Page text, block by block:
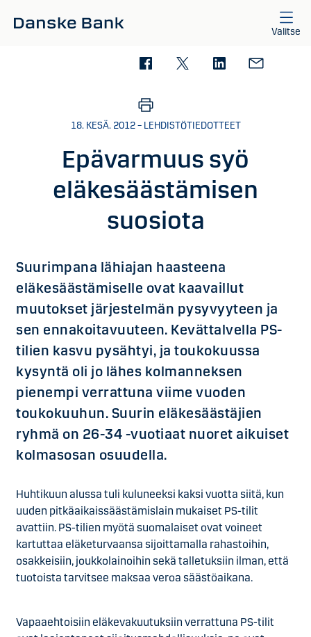
Valitse
18. KESÄ. 2012 – LEHDISTÖTIEDOTTEET
Epävarmuus syö
eläkesäästämisen
suosiota
Suurimpana lähiajan haasteena
eläkesäästämiselle ovat kaavaillut
muutokset järjestelmän pysyvyyteen ja
sen ennakoitavuuteen. Kevättalvella PS-
tilien kasvu pysähtyi, ja toukokuussa
kysyntä oli jo lähes kolmanneksen
pienempi verrattuna viime vuoden
toukokuuhun. Suurin eläkesäästäjien
ryhmä on 26-34 -vuotiaat nuoret aikuiset
kolmasosan osuudella.
Huhtikuun alussa tuli kuluneeksi kaksi vuotta siitä, kun
uuden pitkäaikaissäästämislain mukaiset PS-tilit
avattiin. PS-tilien myötä suomalaiset ovat voineet
kartuttaa eläketurvaansa sijoittamalla rahastoihin,
osakkeisiin, joukkolainoihin sekä talletuksiin ilman, että
tuotoista tarvitsee maksaa veroa säästöaikana.
Vapaaehtoisiin eläkevakuutuksiin verrattuna PS-tilit